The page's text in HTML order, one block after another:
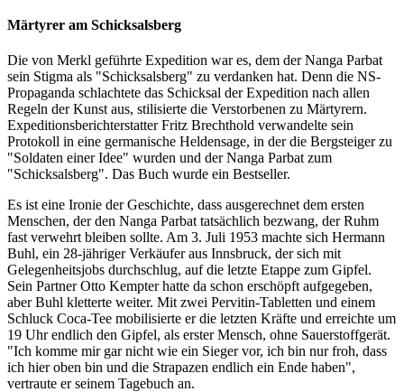
Märtyrer am Schicksalsberg
Die von Merkl geführte Expedition war es, dem der Nanga Parbat
sein Stigma als "Schicksalsberg" zu verdanken hat. Denn die NS-
Propaganda schlachtete das Schicksal der Expedition nach allen
Regeln der Kunst aus, stilisierte die Verstorbenen zu Märtyrern.
Expeditionsberichterstatter Fritz Brechthold verwandelte sein
Protokoll in eine germanische Heldensage, in der die Bergsteiger zu
"Soldaten einer Idee" wurden und der Nanga Parbat zum
"Schicksalsberg". Das Buch wurde ein Bestseller.
Es ist eine Ironie der Geschichte, dass ausgerechnet dem ersten
Menschen, der den Nanga Parbat tatsächlich bezwang, der Ruhm
fast verwehrt bleiben sollte. Am 3. Juli 1953 machte sich Hermann
Buhl, ein 28-jähriger Verkäufer aus Innsbruck, der sich mit
Gelegenheitsjobs durchschlug, auf die letzte Etappe zum Gipfel.
Sein Partner Otto Kempter hatte da schon erschöpft aufgegeben,
aber Buhl kletterte weiter. Mit zwei Pervitin-Tabletten und einem
Schluck Coca-Tee mobilisierte er die letzten Kräfte und erreichte um
19 Uhr endlich den Gipfel, als erster Mensch, ohne Sauerstoffgerät.
"Ich komme mir gar nicht wie ein Sieger vor, ich bin nur froh, dass
ich hier oben bin und die Strapazen endlich ein Ende haben",
vertraute er seinem Tagebuch an.